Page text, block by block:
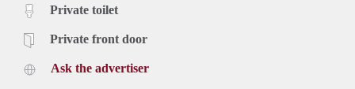
Private toilet
Private front door
Ask the advertiser